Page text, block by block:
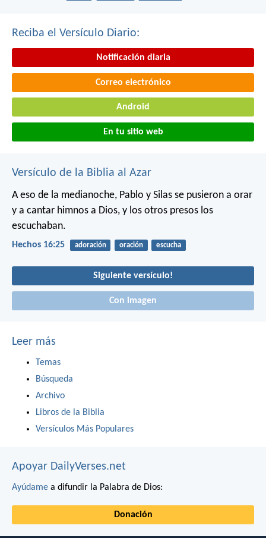
Reciba el Versículo Diario:
Notificación diaria
Correo electrónico
Android
En tu sitio web
Versículo de la Biblia al Azar
A eso de la medianoche, Pablo y Silas se pusieron a orar
y a cantar himnos a Dios, y los otros presos los
escuchaban.
Hechos 16:25 adoración oración escucha
Siguiente versículo!
Con imagen
Leer más
Temas
Búsqueda
Archivo
Libros de la Biblia
Versículos Más Populares
Apoyar DailyVerses.net
Ayúdame a difundir la Palabra de Dios:
Donación